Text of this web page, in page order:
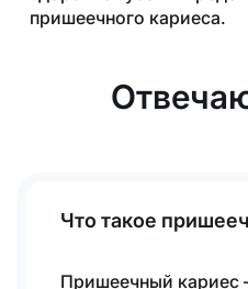
пришеечного кариеса.
Что такое
Пришеечный кариес